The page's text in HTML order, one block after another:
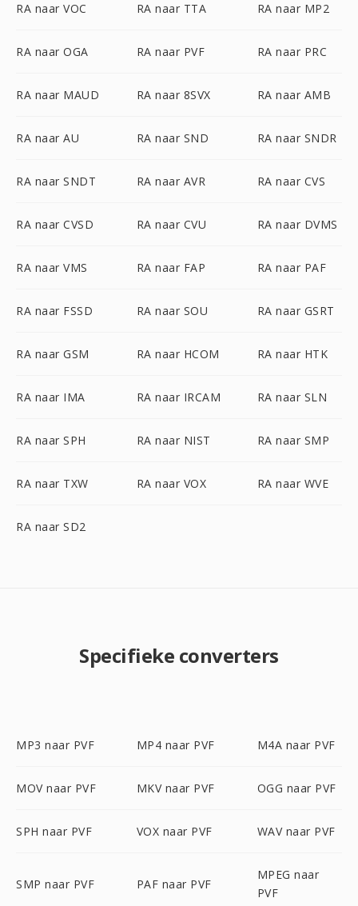
RA naar VOC RA naar TTA RA naar MP2
RA naar OGA RA naar PVF RA naar PRC
RA naar MAUD RA naar 8SVX RA naar AMB
RA naar AU RA naar SND RA naar SNDR
RA naar SNDT RA naar AVR RA naar CVS
RA naar CVSD RA naar CVU RA naar DVMS
RA naar VMS RA naar FAP RA naar PAF
RA naar FSSD RA naar SOU RA naar GSRT
RA naar GSM RA naar HCOM RA naar HTK
RA naar IMA RA naar IRCAM RA naar SLN
RA naar SPH RA naar NIST RA naar SMP
RA naar TXW RA naar VOX RA naar WVE
RA naar SD2
Specifieke converters
MP3 naar PVF MP4 naar PVF M4A naar PVF
MOV naar PVF MKV naar PVF OGG naar PVF
SPH naar PVF VOX naar PVF WAV naar PVF
SMP naar PVF PAF naar PVF
MPEG naar
PVF